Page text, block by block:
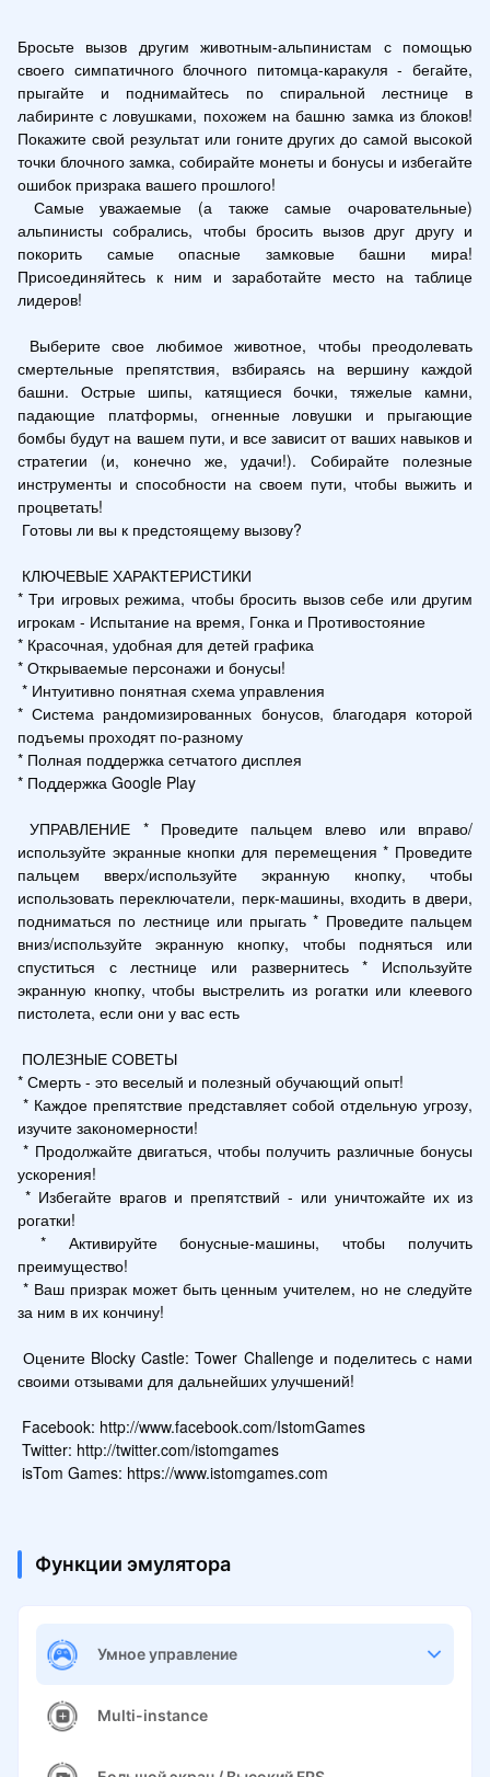
Бросьте вызов другим животным-альпинистам с помощью
своего симпатичного блочного питомца-каракуля - бегайте,
прыгайте и поднимайтесь по спиральной лестнице в
лабиринте с ловушками, похожем на башню замка из блоков!
Покажите свой результат или гоните других до самой высокой
точки блочного замка, собирайте монеты и бонусы и избегайте
ошибок призрака вашего прошлого!
альпинисты собрались, чтобы бросить вызов друг другу и
покорить самые опасные замковые башни мира!
Присоединяйтесь к ним и заработайте место на таблице
лидеров!
смертельные препятствия, взбираясь на вершину каждой
башни. Острые шипы, катящиеся бочки, тяжелые камни,
падающие платформы, огненные ловушки и прыгающие
бомбы будут на вашем пути, и все зависит от ваших навыков и
стратегии (и, конечно же, удачи!). Собирайте полезные
инструменты и способности на своем пути, чтобы выжить и
процветать!
* Три игровых режима, чтобы бросить вызов себе или другим
игрокам - Испытание на время, Гонка и Противостояние
* Красочная, удобная для детей графика
* Открываемые персонажи и бонусы!
* Система рандомизированных бонусов, благодаря которой
подъемы проходят по-разному
* Полная поддержка сетчатого дисплея
* Поддержка Google Play
УПРАВЛЕНИЕ * Проведите пальцем влево или вправо/
используйте экранные кнопки для перемещения * Проведите
пальцем вверх/используйте экранную кнопку, чтобы
использовать переключатели, перк-машины, входить в двери,
подниматься по лестнице или прыгать * Проведите пальцем
вниз/используйте экранную кнопку, чтобы подняться или
спуститься с лестнице или развернитесь * Используйте
экранную кнопку, чтобы выстрелить из рогатки или клеевого
пистолета, если они у вас есть
* Смерть - это веселый и полезный обучающий опыт!
изучите закономерности!
* Продолжайте двигаться, чтобы получить различные бонусы
ускорения!
рогатки!
преимущество!
за ним в их кончину!
Оцените Blocky Castle: Tower Challenge и поделитесь с нами
своими отзывами для дальнейших улучшений!
isTom Games: https://www.istomgames.com
Функции эмулятора
Умное управление
Multi-instance